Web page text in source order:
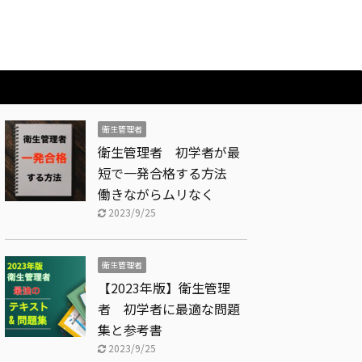
衛生管理者
衛生管理者 初学者が最
短で一発合格する方法
働きながらムリなく
2023/9/25
衛生管理者
【2023年版】衛生管理
者 初学者に最適な問題
集と参考書
2023/9/25